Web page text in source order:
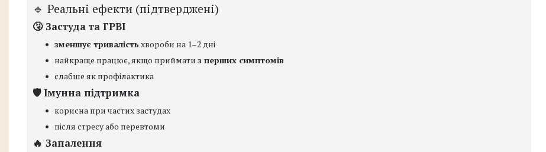
🔹 Реальні ефекти (підтверджені)
🤧 Застуда та ГРВІ
зменшує тривалістьхвороби на 1–2 дні
найкраще працює, якщо приймати з перших симптомів
слабше як профілактика
🛡 Імунна підтримка
корисна при частих застудах
після стресу або перевтоми
🔥 Запалення